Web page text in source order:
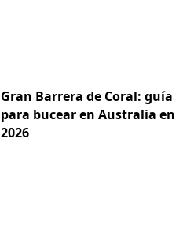
Gran Barrera de Coral: guía
para bucear en Australia en
2026